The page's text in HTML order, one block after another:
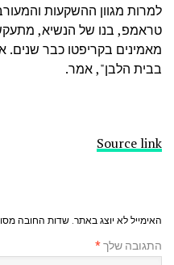
למרות מגוון ההשקעות
טראמפ, בנו של הנשיא, מתעקש
מאמינים בקריפטו כבר שנים.
בבית הלבן", אמר.
Source link
האימייל לא יוצג באתר. שדות החובה
התגובה שלך*